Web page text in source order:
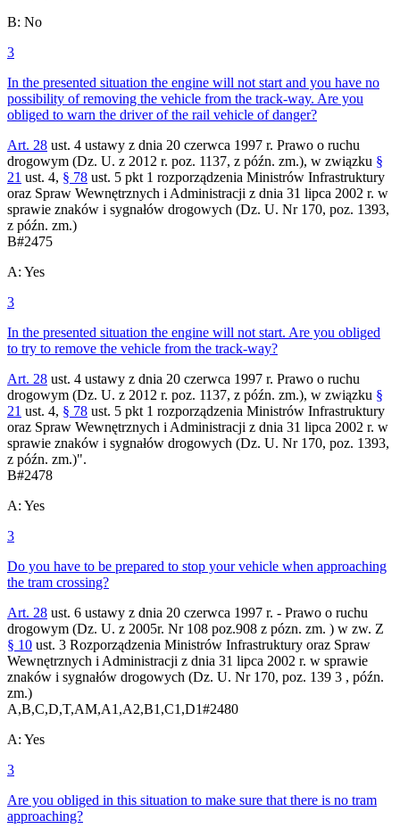
B: No
3
In the presented situation the engine will not start and you have no
possibility of removing the vehicle from the track-way. Are you
obliged to warn the driver of the rail vehicle of danger?
Art. 28 ust. 4 ustawy z dnia 20 czerwca 1997 r. Prawo o ruchu
drogowym (Dz. U. z 2012 r. poz. 1137, z późn. zm.), w związku §
21 ust. 4, § 78 ust. 5 pkt 1 rozporządzenia Ministrów Infrastruktury
oraz Spraw Wewnętrznych i Administracji z dnia 31 lipca 2002 r. w
sprawie znaków i sygnałów drogowych (Dz. U. Nr 170, poz. 1393,
z późn. zm.)
B#2475
A: Yes
3
In the presented situation the engine will not start. Are you obliged
to try to remove the vehicle from the track-way?
Art. 28 ust. 4 ustawy z dnia 20 czerwca 1997 r. Prawo o ruchu
drogowym (Dz. U. z 2012 r. poz. 1137, z późn. zm.), w związku §
21 ust. 4, § 78 ust. 5 pkt 1 rozporządzenia Ministrów Infrastruktury
oraz Spraw Wewnętrznych i Administracji z dnia 31 lipca 2002 r. w
sprawie znaków i sygnałów drogowych (Dz. U. Nr 170, poz. 1393,
z późn. zm.)".
B#2478
A: Yes
3
Do you have to be prepared to stop your vehicle when approaching
the tram crossing?
Art. 28 ust. 6 ustawy z dnia 20 czerwca 1997 r. - Prawo o ruchu
drogowym (Dz. U. z 2005r. Nr 108 poz.908 z pózn. zm. ) w zw. Z
§ 10 ust. 3 Rozporządzenia Ministrów Infrastruktury oraz Spraw
Wewnętrznych i Administracji z dnia 31 lipca 2002 r. w sprawie
znaków i sygnałów drogowych (Dz. U. Nr 170, poz. 139 3 , późn.
zm.)
A,B,C,D,T,AM,A1,A2,B1,C1,D1#2480
A: Yes
3
Are you obliged in this situation to make sure that there is no tram
approaching?